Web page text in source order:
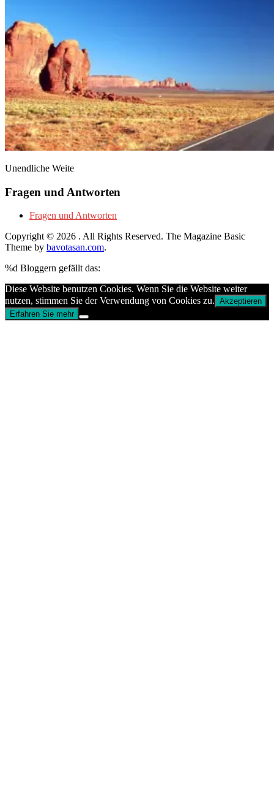
Unendliche Weite
Fragen und Antworten
Fragen und Antworten
Copyright © 2026 . All Rights Reserved. The Magazine Basic
Theme by bavotasan.com.
%d Bloggern gefällt das:
Diese Website benutzen Cookies. Wenn Sie die Website weiter
nutzen, stimmen Sie der Verwendung von Cookies zu. Akzeptieren
Erfahren Sie mehr